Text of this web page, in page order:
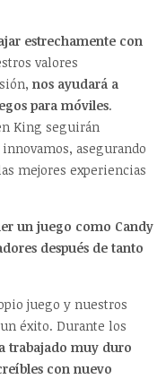
estrechamente con
valores
nos ayudará a
para móviles.
King seguirán
asegurando
mejores experiencias
un juego como Candy
después de tanto
juego y nuestros
éxito. Durante los
trabajado muy duro
con nuevo